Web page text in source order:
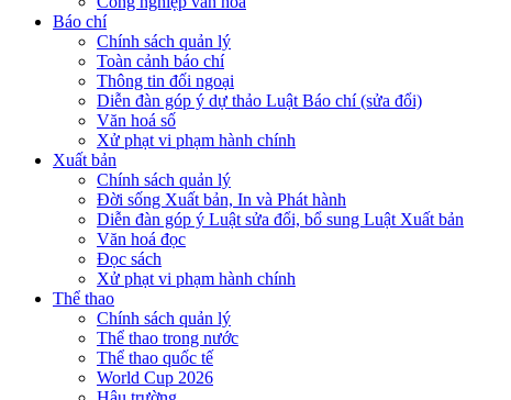
Báo chí
Chính sách quản lý
Toàn cảnh báo chí
Thông tin đối ngoại
Diễn đàn góp ý dự thảo Luật Báo chí (sửa đổi)
Văn hoá số
Xử phạt vi phạm hành chính
Xuất bản
Chính sách quản lý
Đời sống Xuất bản, In và Phát hành
Diễn đàn góp ý Luật sửa đổi, bổ sung Luật Xuất bản
Văn hoá đọc
Đọc sách
Xử phạt vi phạm hành chính
Thể thao
Chính sách quản lý
Thể thao trong nước
Thể thao quốc tế
World Cup 2026